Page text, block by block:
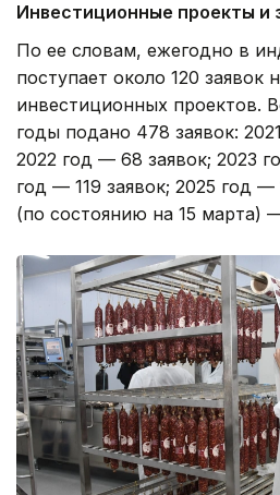
Инвестиционные проекты и
По ее словам, ежегодно в
поступает около 120 заявок
инвестиционных проектов.
годы подано 478 заявок:
2022 год — 68 заявок; 2023
год — 119 заявок; 2025 год —
(по состоянию на 15 марта)